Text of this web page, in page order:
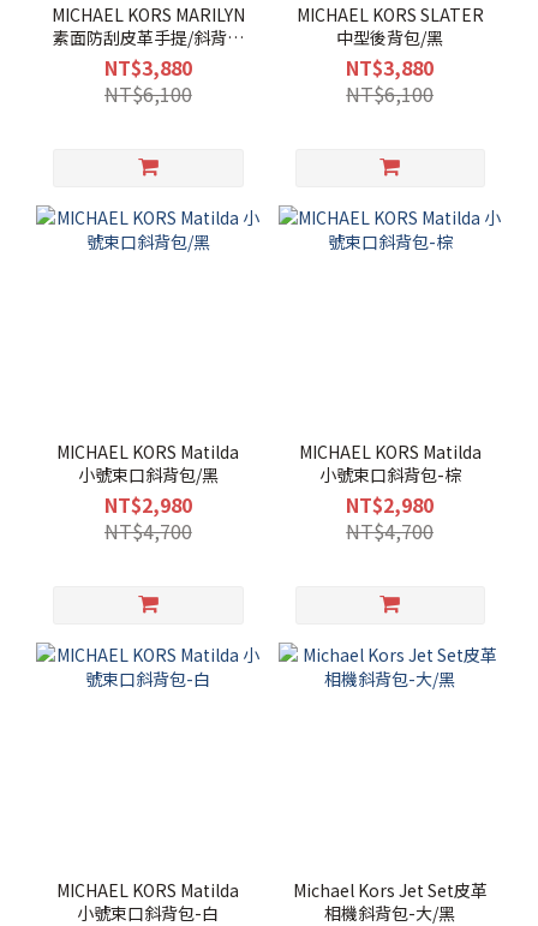
MICHAEL KORS MARILYN
素面防刮皮革手提/斜背兩
用包-中/黑
NT$3,880
NT$6,100
MICHAEL KORS SLATER
中型後背包/黑
NT$3,880
NT$6,100
MICHAEL KORS Matilda
小號束口斜背包/黑
NT$2,980
NT$4,700
MICHAEL KORS Matilda
小號束口斜背包-棕
NT$2,980
NT$4,700
MICHAEL KORS Matilda
小號束口斜背包-白
Michael Kors Jet Set皮革
相機斜背包-大/黑